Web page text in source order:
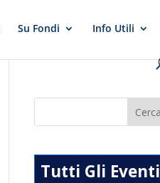
Su Fondi Info Utili
Tutti Gli Eventi